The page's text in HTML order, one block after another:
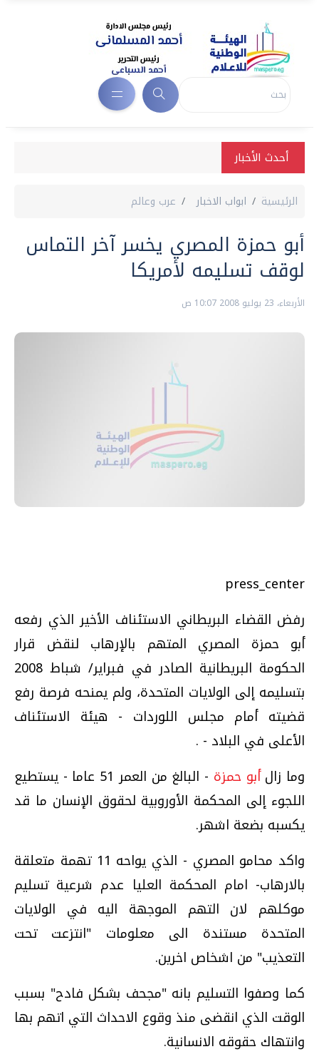
أحدث الأخبار
الرئيسية ابواب الاخبار عرب وعالم
أبو حمزة المصري يخسر آخر التماس
لوقف تسليمه لأمريكا
الأربعاء، 23 يوليو 2008 10:07 ص
press_center
رفض القضاء البريطاني الاستئناف الأخير الذي رفعه
أبو حمزة المصري المتهم بالإرهاب لنقض قرار
الحكومة البريطانية الصادر في فبراير/ شباط 2008
بتسليمه إلى الولايات المتحدة، ولم يمنحه فرصة رفع
قضيته أمام مجلس اللوردات - هيئة الاستئناف
الأعلى في البلاد - .
وما زالأبو حمزة
- البالغ من العمر 51 عاما - يستطيع
اللجوء إلى المحكمة الأوروبية لحقوق الإنسان ما قد
يكسبه بضعة اشهر.
واكد محامو المصري - الذي يواحه 11 تهمة متعلقة
بالارهاب- امام المحكمة العليا عدم شرعية تسليم
موكلهم لان التهم الموجهة اليه في الولايات
المتحدة مستندة الى معلومات "انتزعت تحت
التعذيب" من اشخاص اخرين.
كما وصفوا التسليم بانه "مجحف بشكل فادح" بسبب
الوقت الذي انقضى منذ وقوع الاحداث التي اتهم بها
وانتهاك حقوقه الانسانية.